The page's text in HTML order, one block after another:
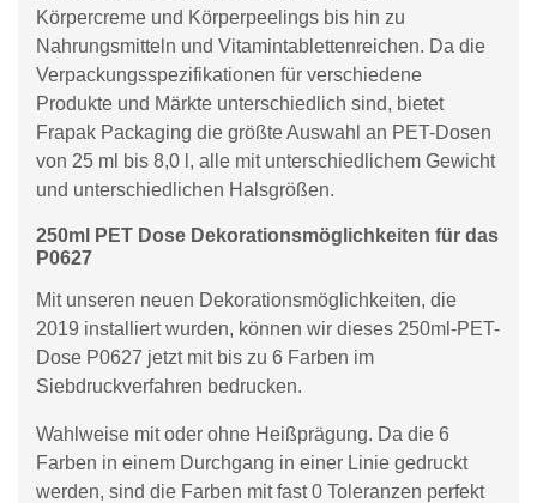
Körpercreme und Körperpeelings bis hin zu
Nahrungsmitteln und Vitamintablettenreichen. Da die
Verpackungsspezifikationen für verschiedene
Produkte und Märkte unterschiedlich sind, bietet
Frapak Packaging die größte Auswahl an PET-Dosen
von 25 ml bis 8,0 l, alle mit unterschiedlichem Gewicht
und unterschiedlichen Halsgrößen.
250ml PET Dose Dekorationsmöglichkeiten für das
P0627
Mit unseren neuen Dekorationsmöglichkeiten, die
2019 installiert wurden, können wir dieses 250ml-PET-
Dose P0627 jetzt mit bis zu 6 Farben im
Siebdruckverfahren bedrucken.
Wahlweise mit oder ohne Heißprägung. Da die 6
Farben in einem Durchgang in einer Linie gedruckt
werden, sind die Farben mit fast 0 Toleranzen perfekt